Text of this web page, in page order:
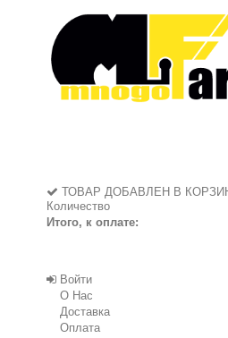
ТОВАР ДОБАВЛЕН В
Количество
Итого, к оплате:
Войти
О Нас
Доставка
Оплата